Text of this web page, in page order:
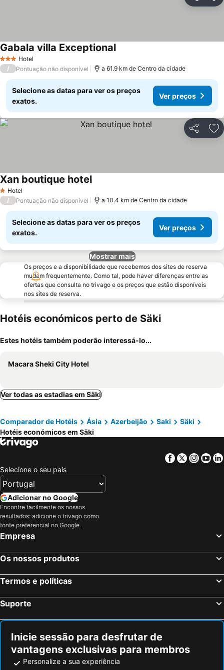
3 EstrelasHotel
Gabala villa Exceptional
/ Pontuação não disponível a 61.9 km de Centro da cidade
Selecione as datas para ver os preços
exatos.
Ver preços
Partilhar
1 Estrelas
Hotel
Xan boutique hotel
/ Pontuação não disponível a 10.4 km de Centro da cidade
Selecione as datas para ver os preços
exatos.
Ver preços
Mostrar mais
Os preços e a disponibilidade que recebemos dos sites de reserva
mudam frequentemente. Como tal, pode haver diferenças entre as
ofertas que consulta no trivago e os preços que estão disponíveis
nos sites de reserva.
Hotéis económicos perto de Säki
Estes hotéis também poderão interessá-lo...
Macara Sheki City Hotel
Ver todas as estadias em Säki
Comparador de Hotéis Ásia Azerbeijão Saki
Säki
Hotéis económicos em Säki
Facebook
Twitter
Selecione o seu país
Adicionar no Google
Encontre facilmente os nossos
resultados: adicione o trivago como
fonte preferencial no Google.
Empresa
Os nossos produtos
Termos e políticas
Suporte
Inicie sessão para desfrutar de
vantagens exclusivas para membros
Personalize a sua experiência